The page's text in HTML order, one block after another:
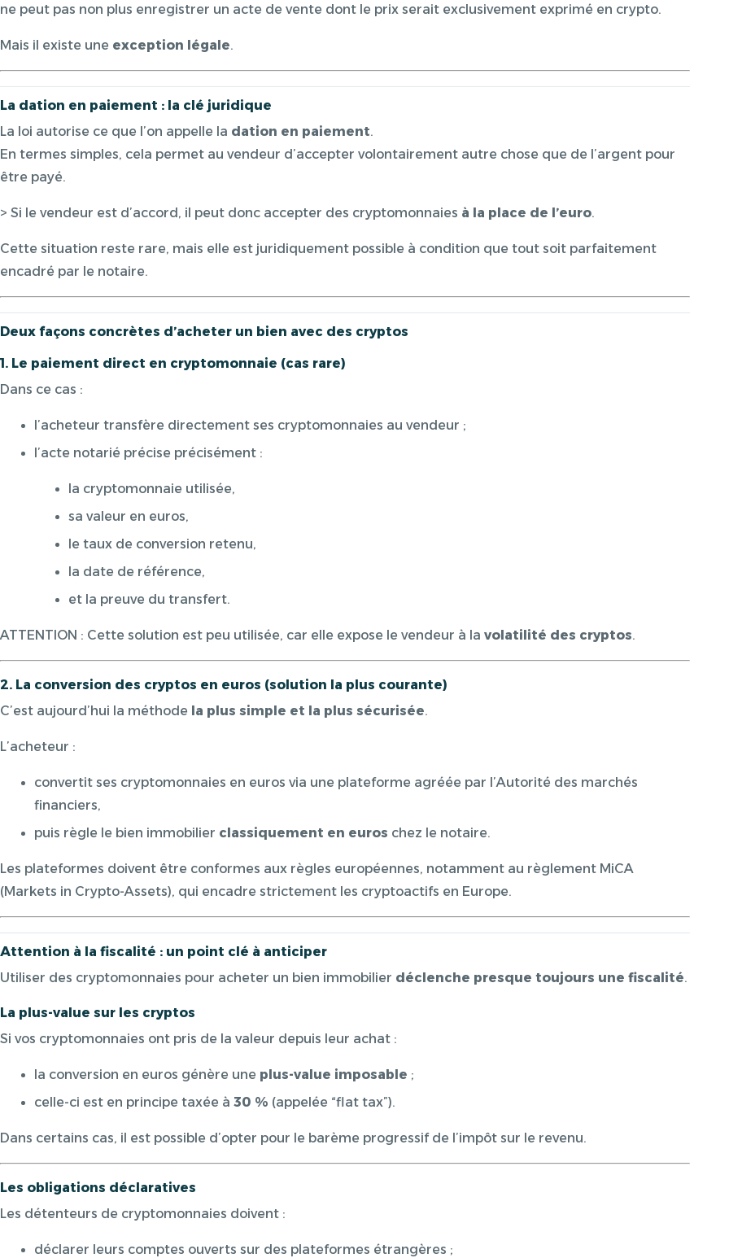
ne peut pas non plus enregistrer un acte de vente dont le prix serait exclusivement exprimé en crypto.
Mais il existe une exception légale.
La dation en paiement : la clé juridique
La loi autorise ce que l’on appelle la dation en paiement.
En termes simples, cela permet au vendeur d’accepter volontairement autre chose que de l’argent pour
être payé.
> Si le vendeur est d’accord, il peut donc accepter des cryptomonnaies à la place de l’euro.
Cette situation reste rare, mais elle est juridiquement possible à condition que tout soit parfaitement
encadré par le notaire.
Deux façons concrètes d’acheter un bien avec des cryptos
1. Le paiement direct en cryptomonnaie (cas rare)
Dans ce cas :
l’acheteur transfère directement ses cryptomonnaies au vendeur ;
l’acte notarié précise précisément :
la cryptomonnaie utilisée,
sa valeur en euros,
le taux de conversion retenu,
la date de référence,
et la preuve du transfert.
ATTENTION : Cette solution est peu utilisée, car elle expose le vendeur à la volatilité des cryptos.
2. La conversion des cryptos en euros (solution la plus courante)
C’est aujourd’hui la méthode la plus simple et la plus sécurisée.
L’acheteur :
convertit ses cryptomonnaies en euros via une plateforme agréée par l’Autorité des marchés
financiers,
puis règle le bien immobilier classiquement en euros chez le notaire.
Les plateformes doivent être conformes aux règles européennes, notamment au règlement MiCA
(Markets in Crypto-Assets), qui encadre strictement les cryptoactifs en Europe.
Attention à la fiscalité : un point clé à anticiper
Utiliser des cryptomonnaies pour acheter un bien immobilier déclenche presque toujours une fiscalité.
La plus-value sur les cryptos
Si vos cryptomonnaies ont pris de la valeur depuis leur achat :
la conversion en euros génère une plus-value imposable ;
celle-ci est en principe taxée à 30 % (appelée “flat tax”).
Dans certains cas, il est possible d’opter pour le barème progressif de l’impôt sur le revenu.
Les obligations déclaratives
Les détenteurs de cryptomonnaies doivent :
déclarer leurs comptes ouverts sur des plateformes étrangères ;